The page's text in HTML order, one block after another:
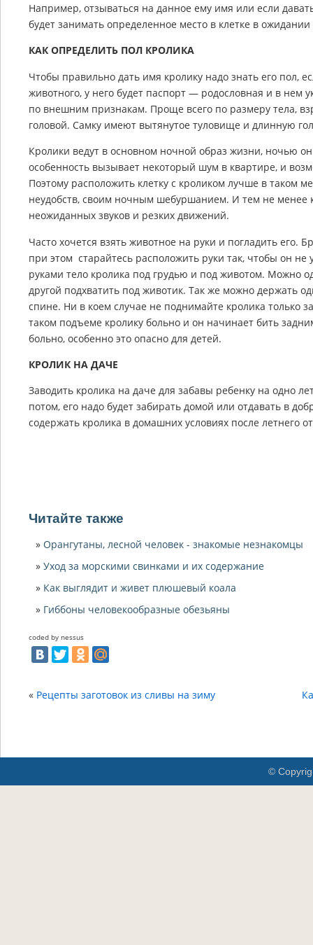
Например, отзываться на данное ему имя или если
будет занимать определенное место в клетке в
КАК ОПРЕДЕЛИТЬ ПОЛ КРОЛИКА
Чтобы правильно дать имя кролику надо знать его пол,
животного, у него будет паспорт — родословная и в нем
по внешним признакам. Проще всего по размеру тела,
головой. Самку имеют вытянутое туловище и длинную
Кролики ведут в основном ночной образ жизни, ночью
особенность вызывает некоторый шум в квартире, и
Поэтому расположить клетку с кроликом лучше в таком
неудобств, своим ночным шебуршанием. И тем не менее
неожиданных звуков и резких движений.
Часто хочется взять животное на руки и погладить его.
при этом старайтесь расположить руки так, чтобы он
руками тело кролика под грудью и под животом. Можно
другой подхватить под животик. Так же можно держать
спине. Ни в коем случае не поднимайте кролика только
таком подъеме кролику больно и он начинает бить
больно, особенно это опасно для детей.
КРОЛИК НА ДАЧЕ
Заводить кролика на даче для забавы ребенку на одно
потом, его надо будет забирать домой или отдавать в
содержать кролика в домашних условиях после летнего
Читайте также
Орангутаны, лесной человек - знакомые незнакомцы
Уход за морскими свинками и их содержание
Как выглядит и живет плюшевый коала
Гиббоны человекообразные обезьяны
coded by nessus
« Рецепты заготовок из сливы на зиму
©